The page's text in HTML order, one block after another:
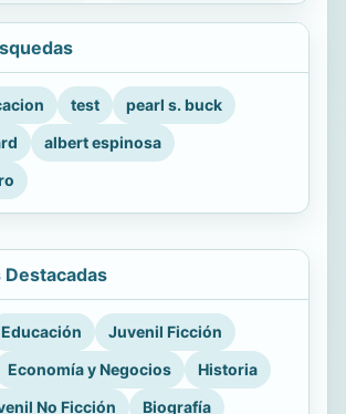
test
pearl s. buck
albert espinosa
Educación
Juvenil Ficción
Economía y Negocios
Historia
No Ficción Biografía